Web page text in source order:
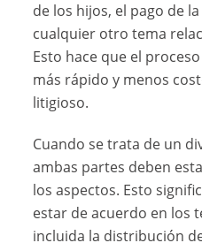
de los hijos, el pago de
cualquier otro tema
Esto hace que el
más rápido y menos
litigioso.
Cuando se trata de un
ambas partes deben
los aspectos. Esto
estar de acuerdo en los
incluida la distribución